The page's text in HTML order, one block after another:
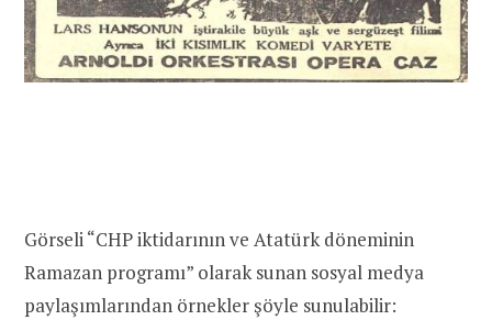
Görseli “CHP iktidarının ve Atatürk döneminin
Ramazan programı” olarak sunan sosyal medya
paylaşımlarından örnekler şöyle sunulabilir: